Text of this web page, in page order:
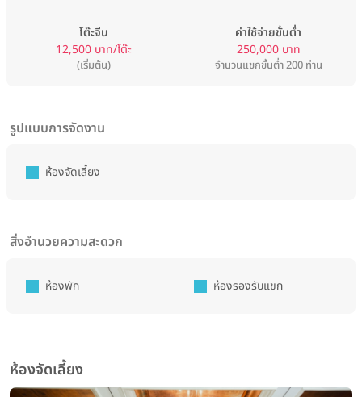
โต๊ะจีน
12,500 บาท/โต๊ะ
(เริ่มต้น)
ค่าใช้จ่ายขั้นต่ำ
250,000 บาท
จำนวนแขกขั้นต่ำ 200 ท่าน
รูปแบบการจัดงาน
ห้องจัดเลี้ยง
สิ่งอำนวยความสะดวก
ห้องพัก ห้องรองรับแขก
ห้องจัดเลี้ยง